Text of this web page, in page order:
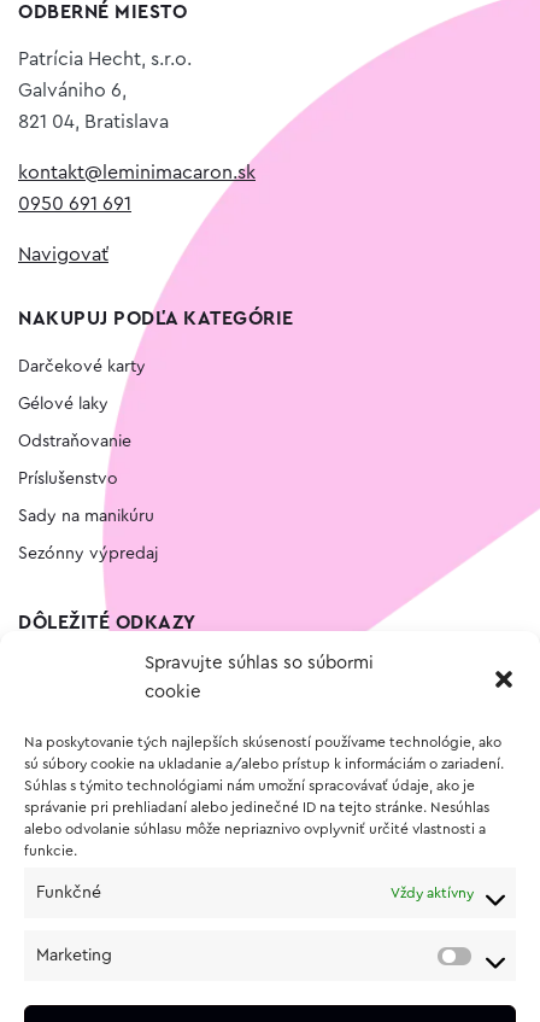
Spravujte súhlas so súbormi
cookie
Na poskytovanie tých najlepších skúseností používame technológie, ako
sú súbory cookie na ukladanie a/alebo prístup k informáciám o zariadení.
Súhlas s týmito technológiami nám umožní spracovávať údaje, ako je
správanie pri prehliadaní alebo jedinečné ID na tejto stránke. Nesúhlas
alebo odvolanie súhlasu môže nepriaznivo ovplyvniť určité vlastnosti a
funkcie.
Funkčné Vždy aktívny
Marketing
ODBERNÉ MIESTO
Patrícia Hecht, s.r.o.
Galvániho 6,
821 04, Bratislava
kontakt@leminimacaron.sk
0950 691 691
Navigovať
NAKUPUJ PODĽA KATEGÓRIE
Darčekové karty
Gélové laky
Odstraňovanie
Príslušenstvo
Sady na manikúru
Sezónny výpredaj
DÔLEŽITÉ ODKAZY
Vernostný program
O NÁKUPE
Vrátenie a reklamácia tovaru